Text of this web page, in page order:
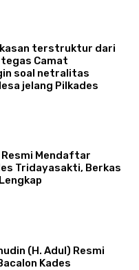
terstruktur dari
Camat
soal netralitas
jelang Pilkades
Resmi Mendaftar
Tridayasakti, Berkas
(H. Adul) Resmi
Kades